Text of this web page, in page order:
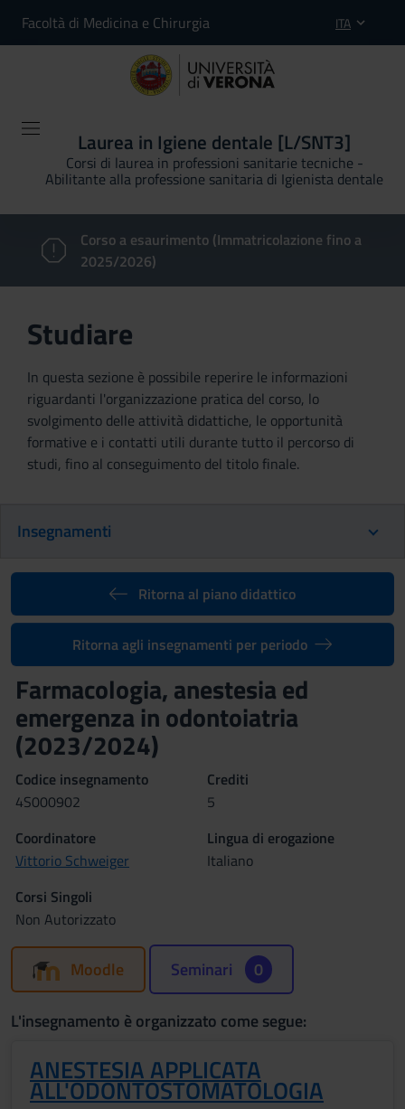
Facoltà di Medicina e Chirurgia ITA
Laurea in Igiene dentale [L/SNT3]
Corsi di laurea in professioni sanitarie tecniche -
Abilitante alla professione sanitaria di Igienista dentale
Corso a esaurimento (Immatricolazione fino a
2025/2026)
Studiare
In questa sezione è possibile reperire le informazioni
riguardanti l'organizzazione pratica del corso, lo
svolgimento delle attività didattiche, le opportunità
formative e i contatti utili durante tutto il percorso di
studi, fino al conseguimento del titolo finale.
Insegnamenti
Ritorna al piano didattico
Ritorna agli insegnamenti per periodo
Farmacologia, anestesia ed
emergenza in odontoiatria
(2023/2024)
Codice insegnamento
4S000902
Crediti
5
Coordinatore
Vittorio Schweiger
Lingua di erogazione
Italiano
Corsi Singoli
Non Autorizzato
Moodle Seminari 0
L'insegnamento è organizzato come segue:
ANESTESIA APPLICATA
ALL'ODONTOSTOMATOLOGIA